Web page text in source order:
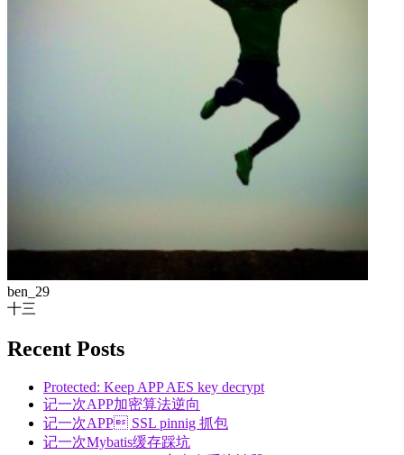
ben_29
十三
Recent Posts
Protected: Keep APP AES key decrypt
记一次APP加密算法逆向
记一次APP SSL pinnig 抓包
记一次Mybatis缓存踩坑